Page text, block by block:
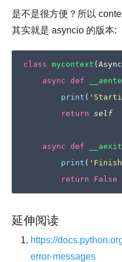
是不是很方便？所以
其实就是 asyncio 的版本:
class mycontext (
async def
print (
return self
async def
print (
return
False
延伸阅读
https://
error-messages